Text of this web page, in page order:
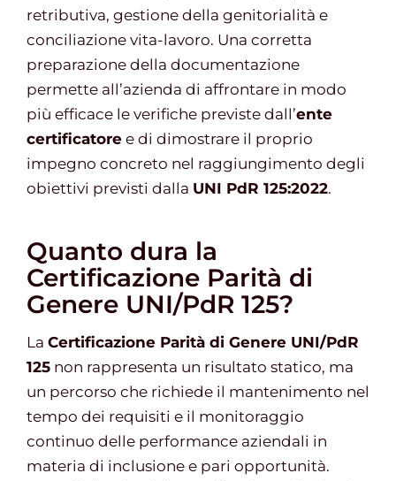
retributiva, gestione della genitorialità e
conciliazione vita-lavoro. Una corretta
preparazione della documentazione
permette all’azienda di affrontare in modo
più efficace le verifiche previste dall’ente
certificatore e di dimostrare il proprio
impegno concreto nel raggiungimento degli
obiettivi previsti dalla UNI PdR 125:2022.
Quanto dura la
Certificazione Parità di
Genere UNI/PdR 125?
La Certificazione Parità di Genere UNI/PdR
125 non rappresenta un risultato statico, ma
un percorso che richiede il mantenimento nel
tempo dei requisiti e il monitoraggio
continuo delle performance aziendali in
materia di inclusione e pari opportunità.